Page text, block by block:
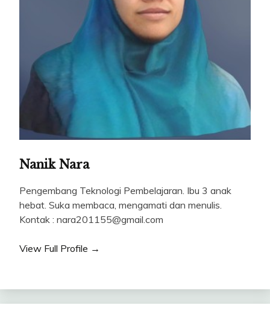
Nanik Nara
Pengembang Teknologi Pembelajaran. Ibu 3 anak
hebat. Suka membaca, mengamati dan menulis.
Kontak : nara201155@gmail.com
View Full Profile →